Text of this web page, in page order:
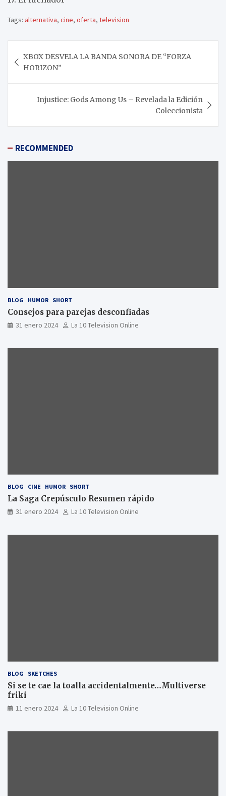
Tags: alternativa, cine, oferta, television
de
entradas
XBOX DESVELA LA BANDA SONORA DE “FORZA
HORIZON”
Injustice: Gods Among Us – Revelada la Edición
Coleccionista
RECOMMENDED
BLOG HUMOR SHORT
Consejos para parejas desconfiadas
31 enero 2024 La 10 Television Online
BLOG CINE HUMOR SHORT
La Saga Crepúsculo Resumen rápido
31 enero 2024 La 10 Television Online
BLOG SKETCHES
Si se te cae la toalla accidentalmente…Multiverse
friki
11 enero 2024 La 10 Television Online